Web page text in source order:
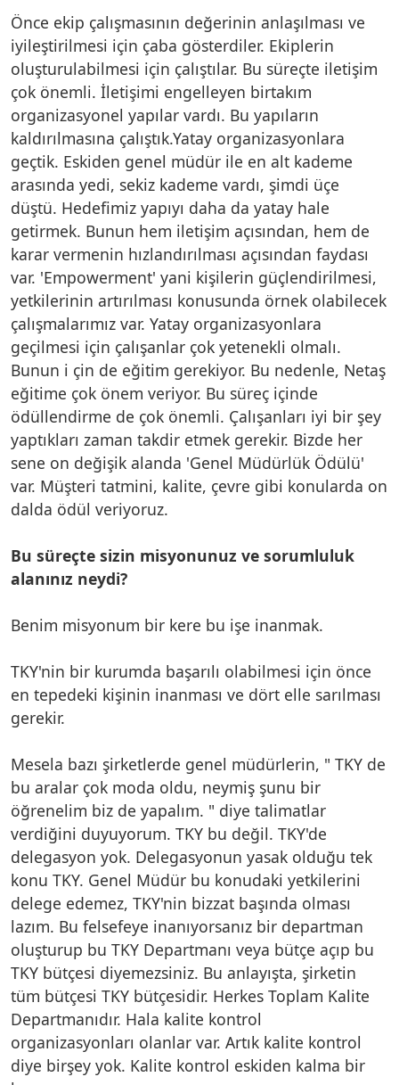
Önce ekip çalışmasının değerinin anlaşılması ve
iyileştirilmesi için çaba gösterdiler. Ekiplerin
oluşturulabilmesi için çalıştılar. Bu süreçte iletişim
çok önemli. İletişimi engelleyen birtakım
organizasyonel yapılar vardı. Bu yapıların
kaldırılmasına çalıştık.Yatay organizasyonlara
geçtik. Eskiden genel müdür ile en alt kademe
arasında yedi, sekiz kademe vardı, şimdi üçe
düştü. Hedefimiz yapıyı daha da yatay hale
getirmek. Bunun hem iletişim açısından, hem de
karar vermenin hızlandırılması açısından faydası
var. 'Empowerment' yani kişilerin güçlendirilmesi,
yetkilerinin artırılması konusunda örnek olabilecek
çalışmalarımız var. Yatay organizasyonlara
geçilmesi için çalışanlar çok yetenekli olmalı.
Bunun i çin de eğitim gerekiyor. Bu nedenle, Netaş
eğitime çok önem veriyor. Bu süreç içinde
ödüllendirme de çok önemli. Çalışanları iyi bir şey
yaptıkları zaman takdir etmek gerekir. Bizde her
sene on değişik alanda 'Genel Müdürlük Ödülü'
var. Müşteri tatmini, kalite, çevre gibi konularda on
dalda ödül veriyoruz.
Bu süreçte sizin misyonunuz ve sorumluluk
alanınız neydi?
Benim misyonum bir kere bu işe inanmak.
TKY'nin bir kurumda başarılı olabilmesi için önce
en tepedeki kişinin inanması ve dört elle sarılması
gerekir.
Mesela bazı şirketlerde genel müdürlerin, " TKY de
bu aralar çok moda oldu, neymiş şunu bir
öğrenelim biz de yapalım. " diye talimatlar
verdiğini duyuyorum. TKY bu değil. TKY'de
delegasyon yok. Delegasyonun yasak olduğu tek
konu TKY. Genel Müdür bu konudaki yetkilerini
delege edemez, TKY'nin bizzat başında olması
lazım. Bu felsefeye inanıyorsanız bir departman
oluşturup bu TKY Departmanı veya bütçe açıp bu
TKY bütçesi diyemezsiniz. Bu anlayışta, şirketin
tüm bütçesi TKY bütçesidir. Herkes Toplam Kalite
Departmanıdır. Hala kalite kontrol
organizasyonları olanlar var. Artık kalite kontrol
diye birşey yok. Kalite kontrol eskiden kalma bir